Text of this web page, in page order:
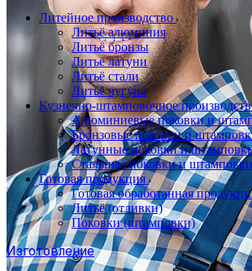
Литейное производство
Литьё алюминия
Литьё бронзы
Литьё латуни
Литьё стали
Литьё чугуна
Кузнечно-штамповочное
Алюминиевые поковки и
Бронзовые поковки и
Латунные поковки и
Стальные поковки и штамповки
Готовая продукция
Готовая обработанная
Литьё (отливки)
Поковки (штамповки)
Изготовление